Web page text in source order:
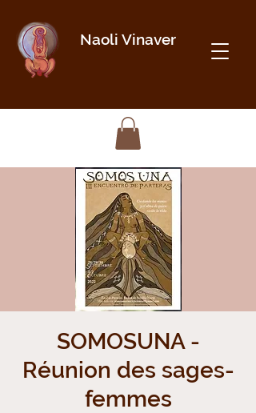
Naoli Vinaver
SOMOSUNA -
Réunion des sages-
femmes